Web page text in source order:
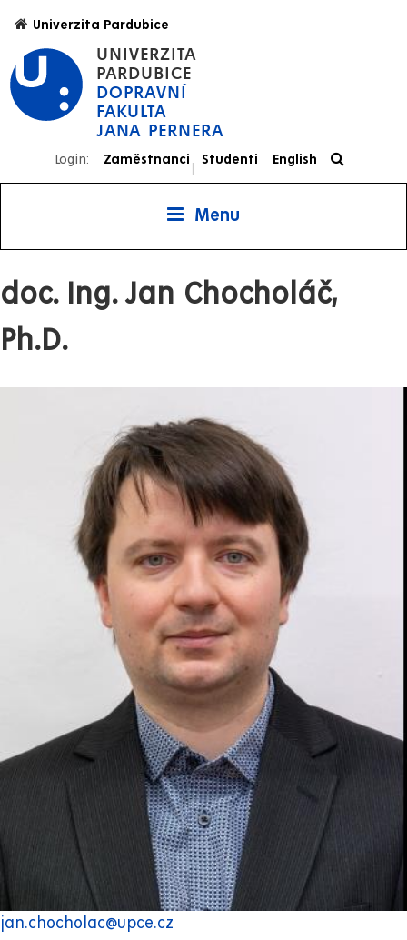
hlavnímu
obsahu
UNIVERZITA
PARDUBICE
DOPRAVNÍ
FAKULTA
JANA PERNERA
Univerzita Pardubice
Login: Zaměstnanci
|
Studenti English
Menu
doc. Ing. Jan Chocholáč,
Ph.D.
jan.chocholac@upce.cz